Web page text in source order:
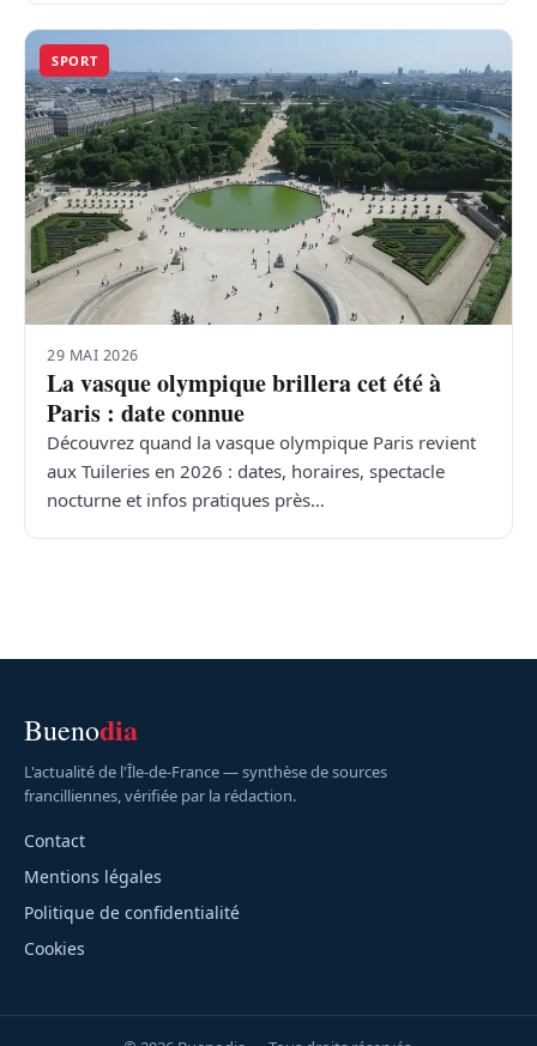
SPORT
29 MAI 2026
La vasque olympique brillera cet été à
Paris : date connue
Découvrez quand la vasque olympique Paris revient
aux Tuileries en 2026 : dates, horaires, spectacle
nocturne et infos pratiques près…
Buenodia
L'actualité de l'Île-de-France — synthèse de sources
francilliennes, vérifiée par la rédaction.
Contact
Mentions légales
Politique de confidentialité
Cookies